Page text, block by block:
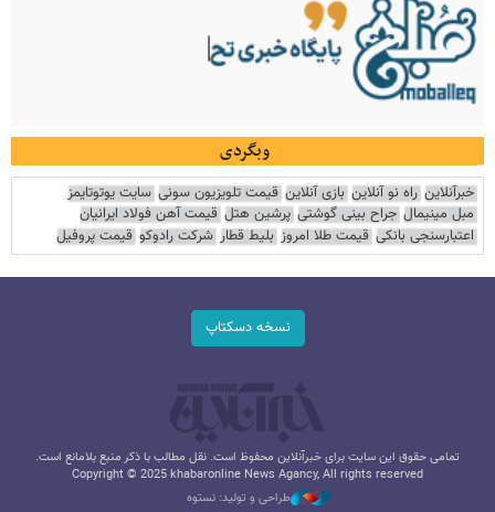
وبگردی
خبرآنلاین راه نو آنلاین بازی آنلاین قیمت تلویزیون سونی سایت یوتوتایمز
مبل مینیمال جراح بینی گوشتی پرشین هتل قیمت آهن فولاد ایرانیان
اعتبارسنجی بانکی قیمت طلا امروز بلیط قطار شرکت رادوکو قیمت پروفیل
نسخه دسکتاپ
تمامی حقوق این سایت برای خبرآنلاین محفوظ است. نقل مطالب با ذکر منبع بلامانع است.
Copyright © 2025 khabaronline News Agancy, All rights reserved
طراحی و تولید: نستوه